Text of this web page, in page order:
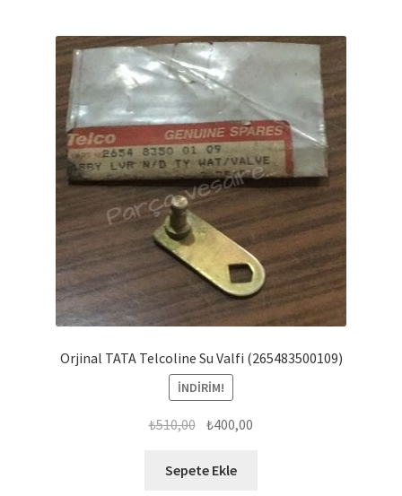
Orjinal TATA Telcoline Su Valfi (265483500109)
İNDIRIM!
₺510,00 Orijinal
₺510,00.
₺400,00
Sepete Ekle